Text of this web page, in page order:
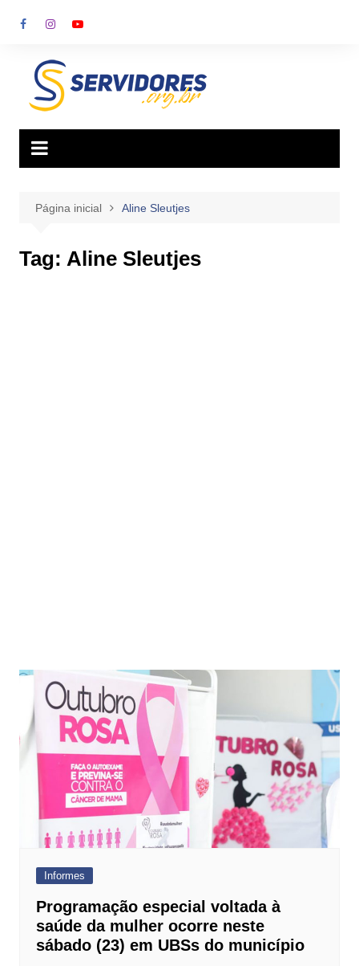
para
conteúdo
Página inicial Aline Sleutjes
Tag: Aline Sleutjes
Informes
Programação especial voltada à
saúde da mulher ocorre neste
sábado (23) em UBSs do município